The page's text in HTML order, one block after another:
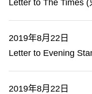
Letter to The Times (
2019年8月22日
Letter to Evening
2019年8月22日